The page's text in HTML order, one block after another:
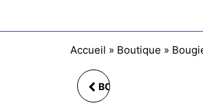
Accueil » Boutique »
BOUGIE ANNIVERSAIRE